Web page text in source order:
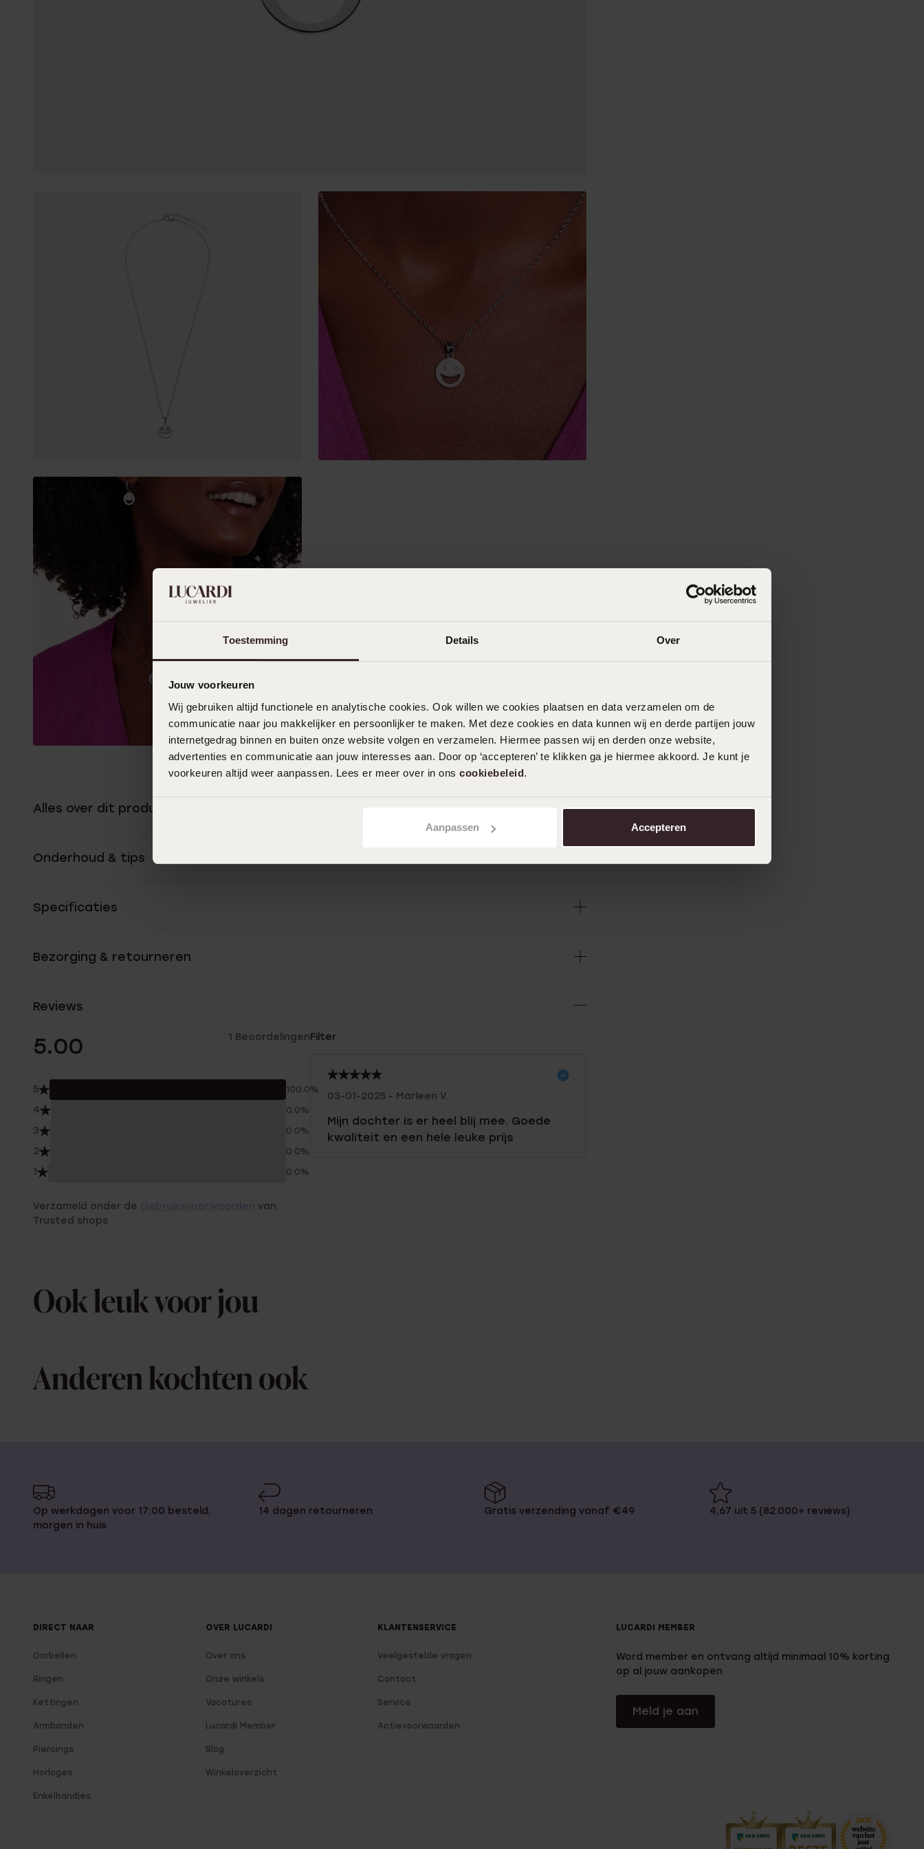
Toestemming Details Over
Jouw voorkeuren
Wij gebruiken altijd functionele en analytische cookies. Ook willen we cookies plaatsen en data verzamelen om de
communicatie naar jou makkelijker en persoonlijker te maken. Met deze cookies en data kunnen wij en derde partijen jouw
internetgedrag binnen en buiten onze website volgen en verzamelen. Hiermee passen wij en derden onze website,
advertenties en communicatie aan jouw interesses aan. Door op ‘accepteren’ te klikken ga je hiermee akkoord. Je kunt je
voorkeuren altijd weer aanpassen. Lees er meer over in ons cookiebeleid.
Aanpassen Accepteren
Alles over dit product
Onderhoud & tips
Specificaties
Bezorging & retourneren
Reviews
5.00 1 Beoordelingen
5 100.0%
4 0.0%
3 0.0%
2 0.0%
1 0.0%
Verzameld onder de
van
Trusted shops
Filter
03-01-2025 - Marleen V.
Mijn dochter is er heel blij mee. Goede
kwaliteit en een hele leuke prijs
Ook leuk voor jou
Anderen kochten ook
Op werkdagen voor 17:00 besteld,
morgen in huis
14 dagen retourneren Gratis verzending vanaf €49 4,67 uit 5 (82.000+ reviews)
DIRECT NAAR
Oorbellen
Ringen
Kettingen
Armbanden
Piercings
Horloges
Enkelbandjes
OVER LUCARDI
Over ons
Onze winkels
Vacatures
Lucardi Member
Blog
Winkeloverzicht
KLANTENSERVICE
Veelgestelde vragen
Contact
Service
Actievoorwaarden
LUCARDI MEMBER
Word member en ontvang altijd minimaal 10% korting
op al jouw aankopen
Meld je aan